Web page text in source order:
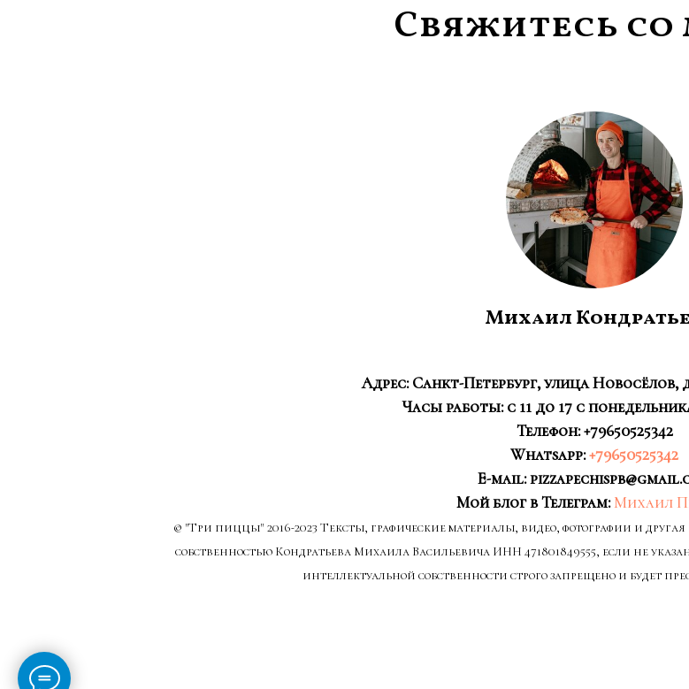
Свяжитесь
Михаил
Адрес:Санкт-Петербург, улица
Часы работы: с 11 до 17 с
Телефон:+79650525342
Whatsapp:+79650525342
E-mail:
Мой блог в Телеграм:Михаил
© "Три пиццы" 2016-2023 Тексты, графические материалы, видео, фотографии и
собственностью Кондратьева Михаила Васильевича ИНН 471801849555, если не
интеллектуальной собственности строго запрещено и будет